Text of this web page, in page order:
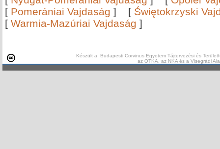
[ Pomerániai Vajdaság ] [ Świętokrzyski
[ Warmia-Mazúriai Vajdaság ]
Készült a Budapesti Corvinus Egyetem Tájtervezési és
az OTKA, az NKA és a Visegrádi